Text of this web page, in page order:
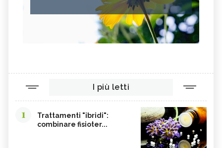
I più letti
1
Trattamenti "ibridi":
combinare fisioter...